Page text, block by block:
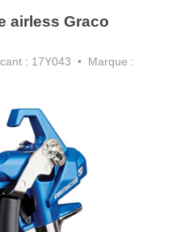
airless Graco
: 17Y043 • Marque :